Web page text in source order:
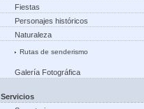
Fiestas
Personajes históricos
Naturaleza
Rutas de senderismo
Galería Fotográfica
Servicios